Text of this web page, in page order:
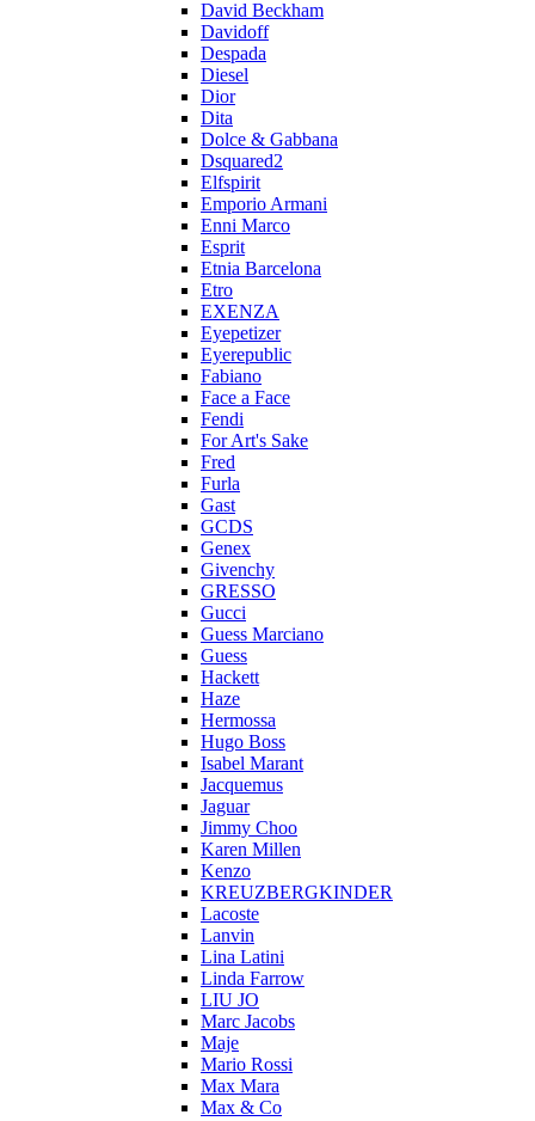
David Beckham
Davidoff
Despada
Diesel
Dior
Dita
Dolce & Gabbana
Dsquared2
Elfspirit
Emporio Armani
Enni Marco
Esprit
Etnia Barcelona
Etro
EXENZA
Eyepetizer
Eyerepublic
Fabiano
Face a Face
Fendi
For Art's Sake
Fred
Furla
Gast
GCDS
Genex
Givenchy
GRESSO
Gucci
Guess Marciano
Guess
Hackett
Haze
Hermossa
Hugo Boss
Isabel Marant
Jacquemus
Jaguar
Jimmy Choo
Karen Millen
Kenzo
KREUZBERGKINDER
Lacoste
Lanvin
Lina Latini
Linda Farrow
LIU JO
Marc Jacobs
Maje
Mario Rossi
Max Mara
Max & Co